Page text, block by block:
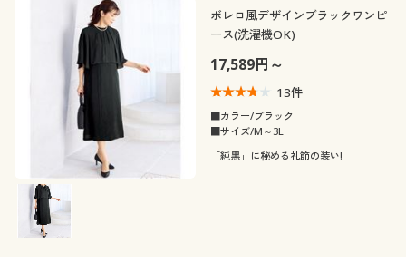
ボレロ風デザインブラックワンピ
ース(洗濯機OK)
17,589円～
13件
■カラー/ブラック
■サイズ/M～3L
「純黒」に秘める礼節の装い!